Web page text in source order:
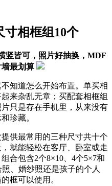
寸相框组10个
竖皆可，照片好抽换，MDF
最划算
知道怎么开始布置。单买相
来杂乱无章；买配套相框组
只是存在手机里，从来没有
珍藏。
供最常用的三种尺寸共十个
就能轻松在客厅、卧室或走
合包含2个8×10、4个5×7和
、婚纱照还是孩子的个人
框可以使用。